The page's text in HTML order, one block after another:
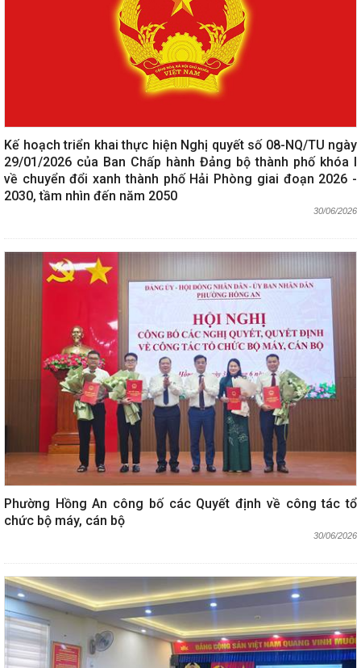
Kế hoạch triển khai thực hiện Nghị quyết số 08-NQ/TU ngày
29/01/2026 của Ban Chấp hành Đảng bộ thành phố khóa I
về chuyển đổi xanh thành phố Hải Phòng giai đoạn 2026 -
2030, tầm nhìn đến năm 2050
30/06/2026
Phường Hồng An công bố các Quyết định về công tác tổ
chức bộ máy, cán bộ
30/06/2026